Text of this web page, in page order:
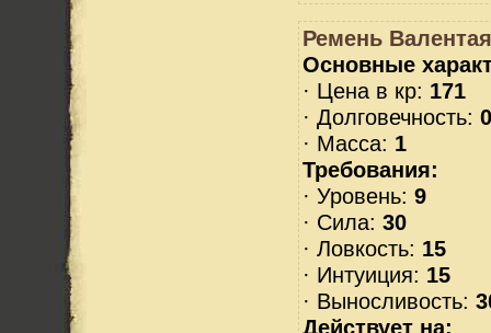
Ремень
Основные
· Цена в кр: 171
· Долговечность:
· Масса: 1
Требования:
· Уровень: 9
· Сила: 30
· Ловкость: 15
· Интуиция: 15
· Выносливость:
Действует на: